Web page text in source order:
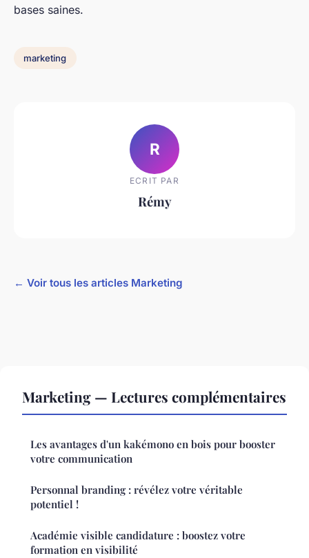
bases saines.
marketing
R
ECRIT PAR
Rémy
← Voir tous les articles Marketing
Marketing — Lectures complémentaires
Les avantages d'un kakémono en bois pour booster
votre communication
Personnal branding : révélez votre véritable
potentiel !
Académie visible candidature : boostez votre
formation en visibilité